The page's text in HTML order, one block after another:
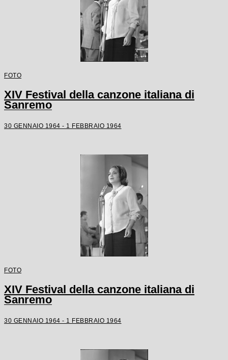
FOTO
XIV Festival della canzone italiana di
Sanremo
30 GENNAIO 1964 - 1 FEBBRAIO 1964
FOTO
XIV Festival della canzone italiana di
Sanremo
30 GENNAIO 1964 - 1 FEBBRAIO 1964